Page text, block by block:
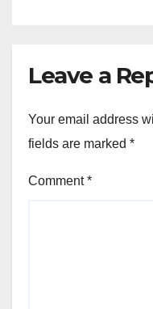
Leave a
Your email address
fields are marked *
Comment*